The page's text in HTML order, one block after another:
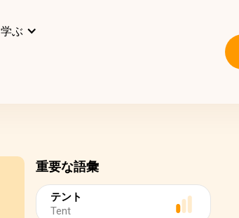
ぶ
重要な語彙
テント
Tent